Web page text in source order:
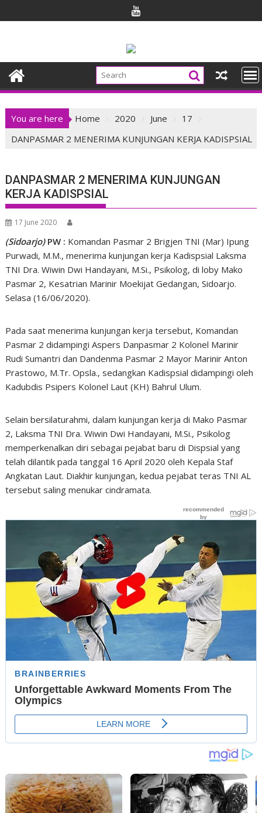
to
You are here Home 2020 June
17
DANPASMAR 2 MENERIMA KUNJUNGAN KERJA KADISPSIAL
DANPASMAR 2 MENERIMA KUNJUNGAN
KERJA KADISPSIAL
17 June 2020
(Sidoarjo)PW : Komandan Pasmar 2 Brigjen TNI (Mar) Ipung
Purwadi, M.M., menerima kunjungan kerja Kadispsial Laksma
TNI Dra. Wiwin Dwi Handayani, M.Si., Psikolog, di loby Mako
Pasmar 2, Kesatrian Marinir Moekijat Gedangan, Sidoarjo.
Selasa (16/06/2020).
Pada saat menerima kunjungan kerja tersebut, Komandan
Pasmar 2 didampingi Aspers Danpasmar 2 Kolonel Marinir
Rudi Sumantri dan Dandenma Pasmar 2 Mayor Marinir Anton
Prastowo, M.Tr. Opsla., sedangkan Kadispsial didampingi oleh
Kadubdis Psipers Kolonel Laut (KH) Bahrul Ulum.
Selain bersilaturahmi, dalam kunjungan kerja di Mako Pasmar
2, Laksma TNI Dra. Wiwin Dwi Handayani, M.Si., Psikolog
memperkenalkan diri sebagai pejabat baru di Dispsial yang
telah dilantik pada tanggal 16 April 2020 oleh Kepala Staf
Angkatan Laut. Diakhir kunjungan, kedua pejabat teras TNI AL
tersebut saling menukar cindramata.